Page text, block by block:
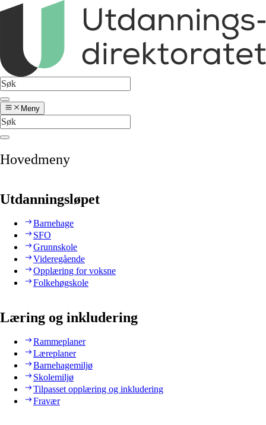
Meny
Hovedmeny
Utdanningsløpet
Barnehage
SFO
Grunnskole
Videregående
Opplæring for voksne
Folkehøgskole
Læring og inkludering
Rammeplaner
Læreplaner
Barnehagemiljø
Skolemiljø
Tilpasset opplæring og inkludering
Fravær